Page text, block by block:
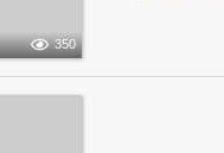
350